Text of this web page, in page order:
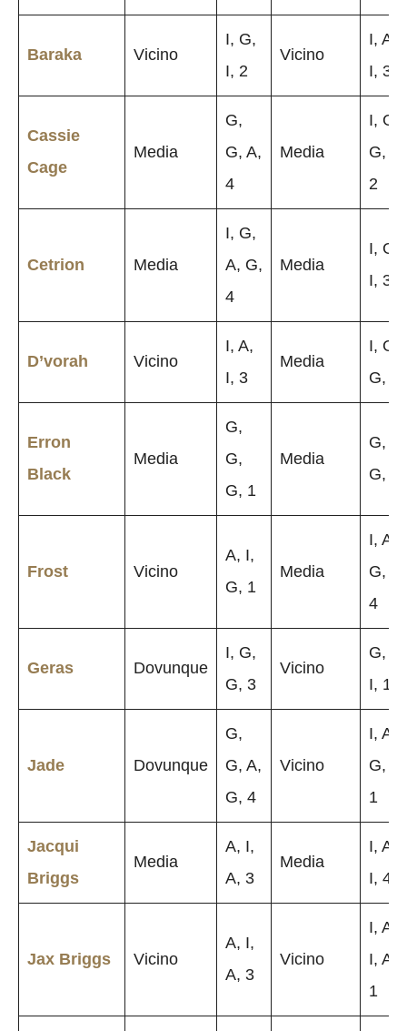
Baraka Vicino
I, G,
I, 2
Vicino
I, A,
I, 3
Cassie
Cage
Media
G,
G, A,
4
Media
I, G,
G, I,
2
Cetrion Media
I, G,
A, G,
4
Media
I, G,
I, 3
D’vorah Vicino
I, A,
I, 3
Media
I, G,
G, 4
Erron
Black
Media
G,
G,
G, 1
Media
G, A,
G, 2
Frost Vicino
A, I,
G, 1
Media
I, A,
G, A,
4
Geras Dovunque
I, G,
G, 3
Vicino
G, A,
I, 1
Jade Dovunque
G,
G, A,
G, 4
Vicino
I, A,
G, A,
1
Jacqui
Briggs
Media
A, I,
A, 3
Media
I, A,
I, 4
Jax Briggs Vicino
A, I,
A, 3
Vicino
I, A,
I, A,
1